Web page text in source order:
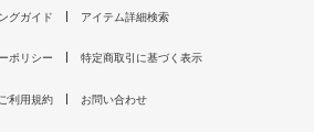
グガイド アイテム詳細検索
ポリシー 特定商取引に基づく表示
ご利用規約 お問い合わせ